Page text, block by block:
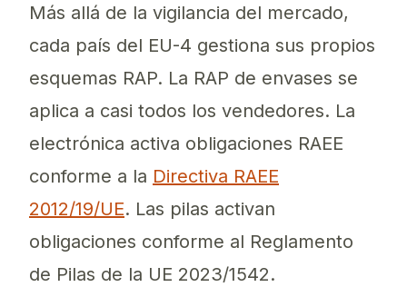
Más allá de la vigilancia del mercado,
cada país del EU-4 gestiona sus propios
esquemas RAP. La RAP de envases se
aplica a casi todos los vendedores. La
electrónica activa obligaciones RAEE
conforme a la Directiva RAEE
2012/19/UE. Las pilas activan
obligaciones conforme al Reglamento
de Pilas de la UE 2023/1542.